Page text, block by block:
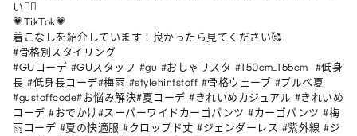
い🙇‍♀️
💗TikTok💗
着こなしを紹介しています！良かったら見てください🥰
#骨格別スタイリング
#GUコーデ #GUスタッフ #gu #おしゃリスタ #150cm_155cm  #低身
長 #低身長コーデ#梅雨 #stylehintstaff #骨格ウェーブ #ブルベ夏
#gustaffcode#お悩み解決#夏コーデ #きれいめカジュアル #きれいめ
コーデ #おでかけ#スーパーワイドカーゴパンツ #カーゴパンツ #梅
雨コーデ #夏の快適服 #クロップド丈 #ジェンダーレス #紫外線 #ジ